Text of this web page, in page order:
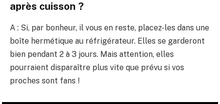
après cuisson ?
A : Si, par bonheur, il vous en reste, placez-les dans une
boîte hermétique au réfrigérateur. Elles se garderont
bien pendant 2 à 3 jours. Mais attention, elles
pourraient disparaître plus vite que prévu si vos
proches sont fans !